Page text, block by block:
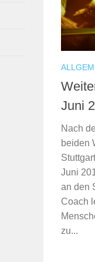
Juni
Nach
beiden
Juni
an den
Coach
zu...